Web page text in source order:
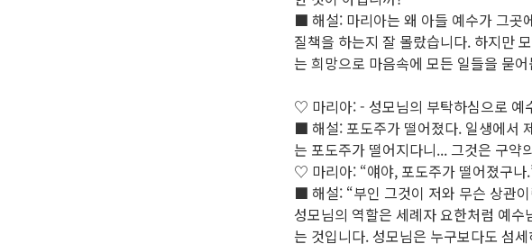
■ 해설: 마리아는 왜 아들 예수가 그곳
질책을 하는지 잘 몰랐습니다. 하지만
는 희망으로 마음속에 모든 일들을 묻
♡ 마리아: - 성모님의 부탁하심으로 예
■ 해설: 포도주가 떨어졌다. 일생에서
는 포도주가 떨어지다니... 그것은 구약
♡ 마리아: “얘야, 포도주가 떨어졌구나
■ 해설: “부인 그것이 저와 무슨 상관
성모님의 역할은 세례자 요한처럼 예
는 것입니다. 성모님은 누구보다도 섬